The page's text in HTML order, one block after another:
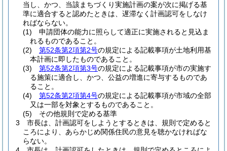
当し、かつ、当該まちづくり実施計画の案が次に掲げる基
準に適合すると認めたときは、遅滞なく計画認可をしなけ
ればならない。
(1)
申請団体の能力に照らして適正に実施されると見込ま
れるものであること。
(2)
第52条第2項第2号の規定による記載事項が土地利用基
本計画に即したものであること。
(3)
第52条第2項第3号の規定による記載事項が市の実施す
る施策に適合し、かつ、公益の増進に寄与するものであ
ること。
(4)
第52条第2項第4号の規定による記載事項が市域の全部
又は一部を対象とするものであること。
(5)
その他規則で定める基準
3
市長は、計画認可をしようとするときは、規則で定めると
ころにより、あらかじめ関係住民の意見を聴かなければな
らない。